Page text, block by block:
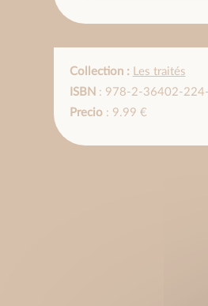
Collection : Les traités
ISBN : 978-2-36402-
Precio: 9.99 €